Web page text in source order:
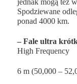
jednak mogą też
Spodziewane
ponad 4000 km.
– Fale ultra
High Frequency
6 m (50,000 –